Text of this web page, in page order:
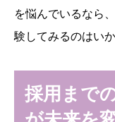
を悩んでいるなら
験してみるのはい
採用まで